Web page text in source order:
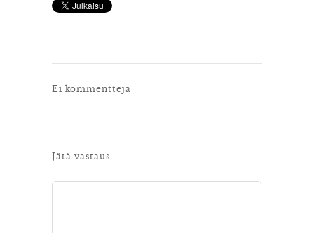
Ei kommentteja
Jätä vastaus